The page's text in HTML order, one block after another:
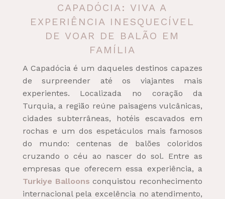
CAPADÓCIA: VIVA A
EXPERIÊNCIA INESQUECÍVEL
DE VOAR DE BALÃO EM
FAMÍLIA
A Capadócia é um daqueles destinos capazes
de surpreender até os viajantes mais
experientes. Localizada no coração da
Turquia, a região reúne paisagens vulcânicas,
cidades subterrâneas, hotéis escavados em
rochas e um dos espetáculos mais famosos
do mundo: centenas de balões coloridos
cruzando o céu ao nascer do sol. Entre as
empresas que oferecem essa experiência, a
Turkiye Balloons conquistou reconhecimento
internacional pela excelência no atendimento,